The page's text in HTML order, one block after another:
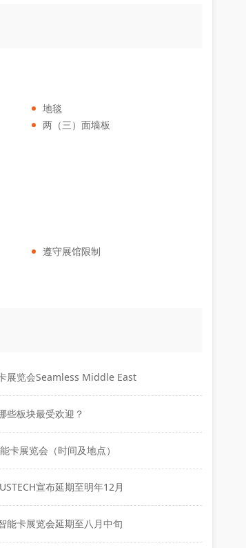
地毯
两（三）面墙板
遵守展馆限制
展览会Seamless Middle East
些板块最受欢迎？
卡展览会（时间及地点）
宣布延期至明年12月
能卡展览会延期至八月中旬